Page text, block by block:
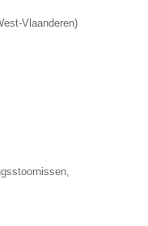
Vlaanderen)